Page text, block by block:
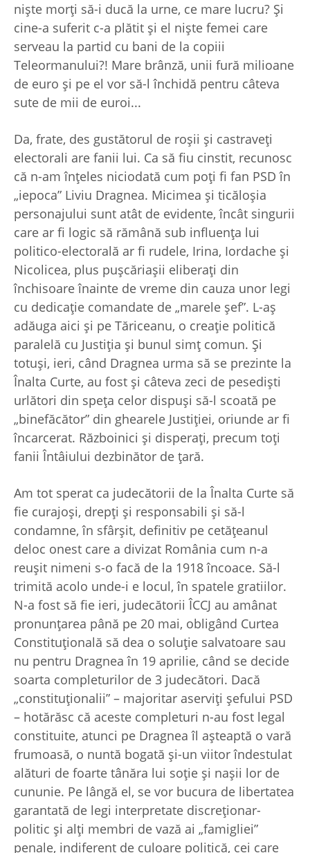
nişte morţi să-i ducă la urne, ce mare lucru? Şi
cine-a suferit c-a plătit şi el nişte femei care
serveau la partid cu bani de la copiii
Teleormanului?! Mare brânză, unii fură milioane
de euro şi pe el vor să-l închidă pentru câteva
sute de mii de euroi...
Da, frate, des gustătorul de roşii şi castraveţi
electorali are fanii lui. Ca să fiu cinstit, recunosc
că n-am înţeles niciodată cum poţi fi fan PSD în
„iepoca” Liviu Dragnea. Micimea şi ticăloşia
personajului sunt atât de evidente, încât singurii
care ar fi logic să rămână sub influenţa lui
politico-electorală ar fi rudele, Irina, Iordache şi
Nicolicea, plus puşcăriaşii eliberaţi din
închisoare înainte de vreme din cauza unor legi
cu dedicaţie comandate de „marele şef”. L-aş
adăuga aici şi pe Tăriceanu, o creaţie politică
paralelă cu Justiţia şi bunul simţ comun. Şi
totuşi, ieri, când Dragnea urma să se prezinte la
Înalta Curte, au fost şi câteva zeci de pesedişti
urlători din speţa celor dispuşi să-l scoată pe
„binefăcător” din ghearele Justiţiei, oriunde ar fi
încarcerat. Războinici şi disperaţi, precum toţi
fanii Întâiului dezbinător de ţară.
Am tot sperat ca judecătorii de la Înalta Curte să
fie curajoşi, drepţi şi responsabili şi să-l
condamne, în sfârşit, definitiv pe cetăţeanul
deloc onest care a divizat România cum n-a
reuşit nimeni s-o facă de la 1918 încoace. Să-l
trimită acolo unde-i e locul, în spatele gratiilor.
N-a fost să fie ieri, judecătorii ÎCCJ au amânat
pronunţarea până pe 20 mai, obligând Curtea
Constituţională să dea o soluţie salvatoare sau
nu pentru Dragnea în 19 aprilie, când se decide
soarta completurilor de 3 judecători. Dacă
„constituţionalii” – majoritar aserviţi şefului PSD
– hotărăsc că aceste completuri n-au fost legal
constituite, atunci pe Dragnea îl aşteaptă o vară
frumoasă, o nuntă bogată şi-un viitor îndestulat
alături de foarte tânăra lui soţie şi naşii lor de
cununie. Pe lângă el, se vor bucura de libertatea
garantată de legi interpretate discreţionar-
politic şi alţi membri de vază ai „famigliei”
penale, indiferent de culoare politică, cei care